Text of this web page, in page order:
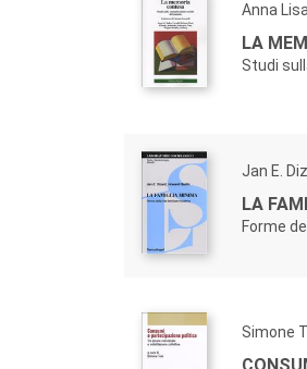
Anna
LA
Studi
Jan E.
LA
Forme
Simone